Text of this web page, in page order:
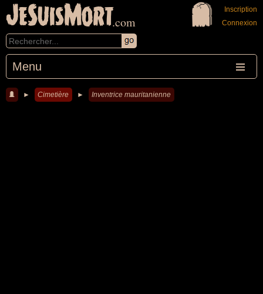
JeSuisMort.com
Menu
Inscription
Connexion
► Cimetière ► Inventrice mauritanienne